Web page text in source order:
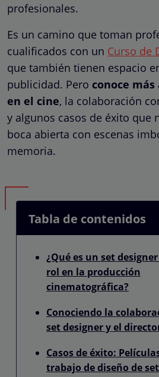
profesionales.
Es un camino que toman
cualificados con un Curso de
que también tienen espacio
publicidad. Pero conoce
en el cine, la colaboración
y algunos casos de éxito que
boca abierta con escenas
memoria.
Tabla de contenidos
¿Qué es un set
rol en la producción
cinematográfica?
Conociendo la
set designer y el
Casos de éxito:
trabajo de diseño de